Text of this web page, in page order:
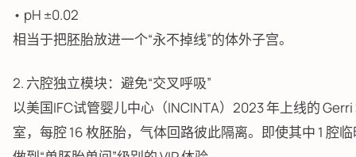
• pH ±0.02
相当于把胚胎放进一个“永不掉线”的体外子宫。
2. 六腔独立模块：避免“交叉呼吸”
以美国IFC试管婴儿中心（INCINTA）2023 年上线的
室，每腔 16 枚胚胎，气体回路彼此隔离。即使其中 1 腔